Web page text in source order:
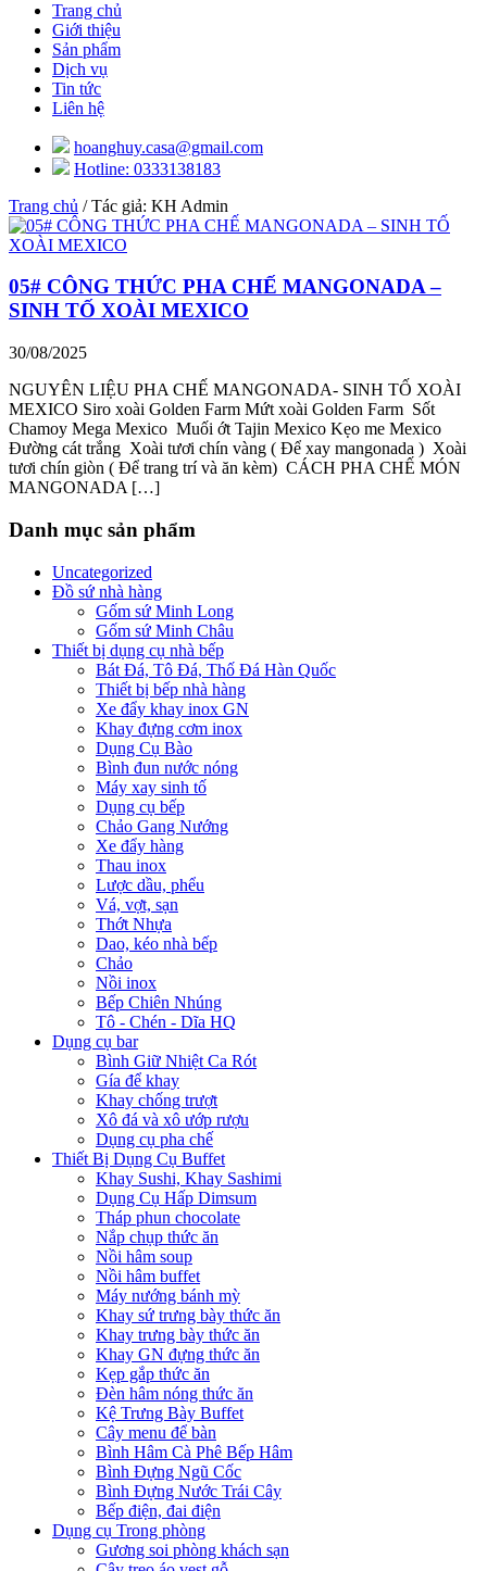
Trang chủ
Giới thiệu
Sản phẩm
Dịch vụ
Tin tức
Liên hệ
hoanghuy.casa@gmail.com
Hotline: 0333138183
Trang chủ / Tác giả: KH Admin
05# CÔNG THỨC PHA CHẾ MANGONADA –
SINH TỐ XOÀI MEXICO
30/08/2025
NGUYÊN LIỆU PHA CHẾ MANGONADA- SINH TỐ XOÀI
MEXICO Siro xoài Golden Farm Mứt xoài Golden Farm Sốt
Chamoy Mega Mexico Muối ớt Tajin Mexico Kẹo me Mexico
Đường cát trắng Xoài tươi chín vàng ( Để xay mangonada ) Xoài
tươi chín giòn ( Để trang trí và ăn kèm) CÁCH PHA CHẾ MÓN
MANGONADA […]
Danh mục sản phẩm
Uncategorized
Đồ sứ nhà hàng
Gốm sứ Minh Long
Gốm sứ Minh Châu
Thiết bị dụng cụ nhà bếp
Bát Đá, Tô Đá, Thố Đá Hàn Quốc
Thiết bị bếp nhà hàng
Xe đẩy khay inox GN
Khay đựng cơm inox
Dụng Cụ Bào
Bình đun nước nóng
Máy xay sinh tố
Dụng cụ bếp
Chảo Gang Nướng
Xe đẩy hàng
Thau inox
Lược dầu, phểu
Vá, vợt, sạn
Thớt Nhựa
Dao, kéo nhà bếp
Chảo
Nồi inox
Bếp Chiên Nhúng
Tô - Chén - Dĩa HQ
Dụng cụ bar
Bình Giữ Nhiệt Ca Rót
Gía để khay
Khay chống trượt
Xô đá và xô ướp rượu
Dụng cụ pha chế
Thiết Bị Dụng Cụ Buffet
Khay Sushi, Khay Sashimi
Dụng Cụ Hấp Dimsum
Tháp phun chocolate
Nắp chụp thức ăn
Nồi hâm soup
Nồi hâm buffet
Máy nướng bánh mỳ
Khay sứ trưng bày thức ăn
Khay trưng bày thức ăn
Khay GN đựng thức ăn
Kẹp gắp thức ăn
Đèn hâm nóng thức ăn
Kệ Trưng Bày Buffet
Cây menu để bàn
Bình Hâm Cà Phê Bếp Hâm
Bình Đựng Ngũ Cốc
Bình Đựng Nước Trái Cây
Bếp điện, đai điện
Dụng cụ Trong phòng
Gương soi phòng khách sạn